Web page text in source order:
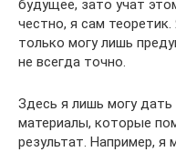
будущее, зато учат
честно, я сам
только могу лишь
не всегда точно.
Здесь я лишь могу
материалы, которые
результат. Например, я